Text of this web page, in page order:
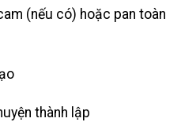
(nếu có) hoặc pan toàn
thành lập